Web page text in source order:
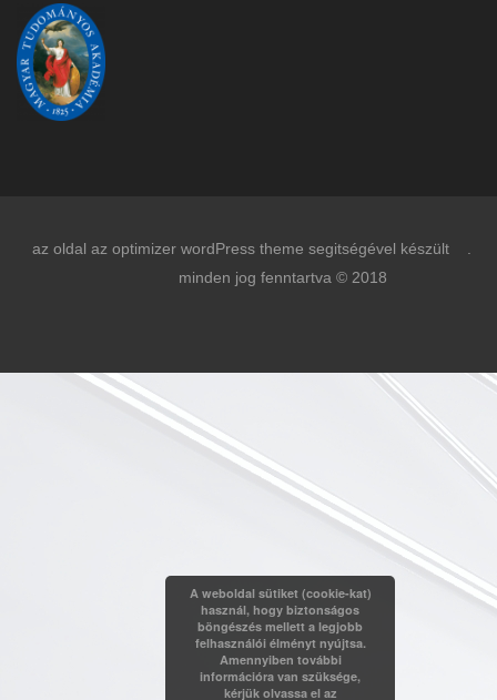
az oldal az optimizer wordPress theme segitségével készült .
minden jog fenntartva © 2018
A weboldal sütiket (cookie-kat)
használ, hogy biztonságos
böngészés mellett a legjobb
felhasználói élményt nyújtsa.
Amennyiben további
információra van szüksége,
kérjük olvassa el az